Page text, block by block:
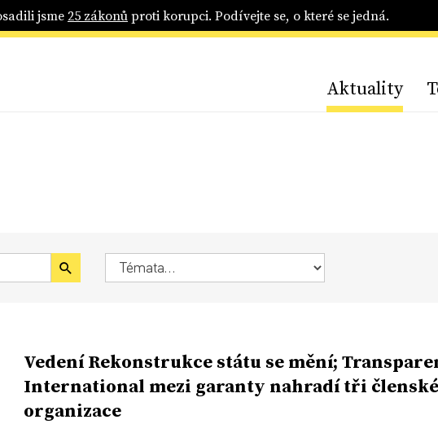
jsme25 zákonůproti korupci. Podívejte se, o které se jedná.
Aktuality
Vedení Rekonstrukce státu se mění;
International mezi garanty nahradí tři členské
organizace